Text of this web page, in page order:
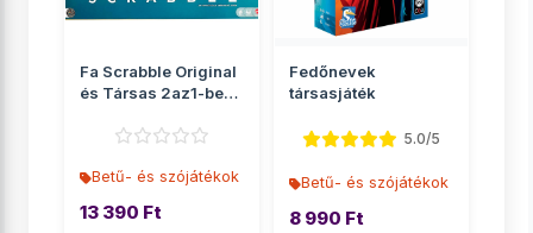
Fa Scrabble Original
és Társas 2az1-ben -
Betű- és szójátékok
13 390 Ft
Fedőnevek
társasjáték
5.0/5
Betű- és szójátékok
8 990 Ft